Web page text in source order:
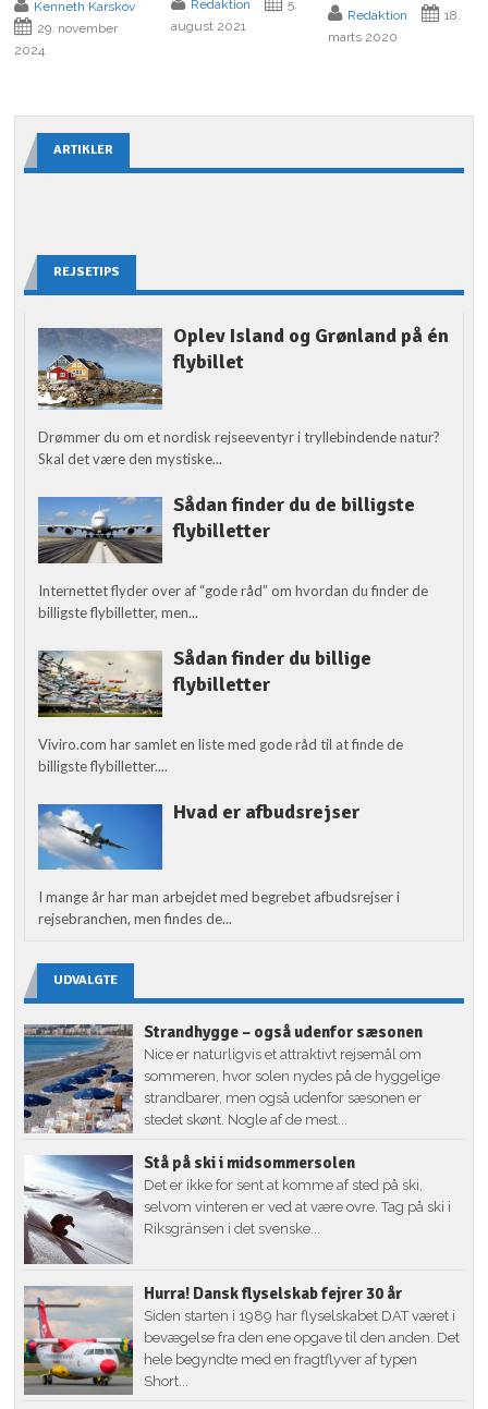
Kenneth Karskov
29. november
2024
Redaktion
5.
august 2021
Redaktion
18.
marts 2020
ARTIKLER
REJSETIPS
Oplev Island og Grønland på én
flybillet
Drømmer du om et nordisk rejseeventyr i tryllebindende natur?
Skal det være den mystiske...
Sådan finder du de billigste
flybilletter
Internettet flyder over af “gode råd” om hvordan du finder de
billigste flybilletter, men...
Sådan finder du billige
flybilletter
Viviro.com har samlet en liste med gode råd til at finde de
billigste flybilletter....
Hvad er afbudsrejser
I mange år har man arbejdet med begrebet afbudsrejser i
rejsebranchen, men findes de...
UDVALGTE
Strandhygge – også udenfor sæsonen
Nice er naturligvis et attraktivt rejsemål om
sommeren, hvor solen nydes på de hyggelige
strandbarer, men også udenfor sæsonen er
stedet skønt. Nogle af de mest...
Stå på ski i midsommersolen
Det er ikke for sent at komme af sted på ski,
selvom vinteren er ved at være ovre. Tag på ski i
Riksgränsen i det svenske...
Hurra! Dansk flyselskab fejrer 30 år
Siden starten i 1989 har flyselskabet DAT været i
bevægelse fra den ene opgave til den anden. Det
hele begyndte med en fragtflyver af typen
Short...